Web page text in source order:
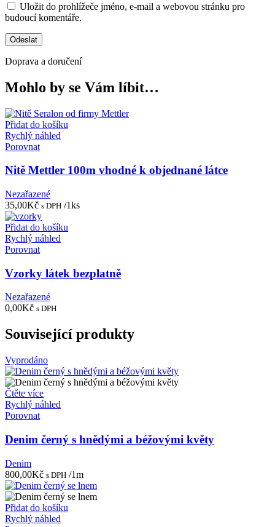
Uložit do prohlížeče jméno, e-mail a webovou stránku pro
budoucí komentáře.
Doprava a doručení
Mohlo by se Vám líbit…
Přidat do košíku
Rychlý náhled
Porovnat
Nitě Mettler 100m vhodné k objednané látce
Nezařazené
35,00Kč s DPH /1ks
Přidat do košíku
Rychlý náhled
Porovnat
Vzorky látek bezplatně
Nezařazené
0,00Kč s DPH
Související produkty
Vyprodáno
Čtěte více
Rychlý náhled
Porovnat
Denim černý s hnědými a béžovými květy
Denim
800,00Kč s DPH /1m
Přidat do košíku
Rychlý náhled